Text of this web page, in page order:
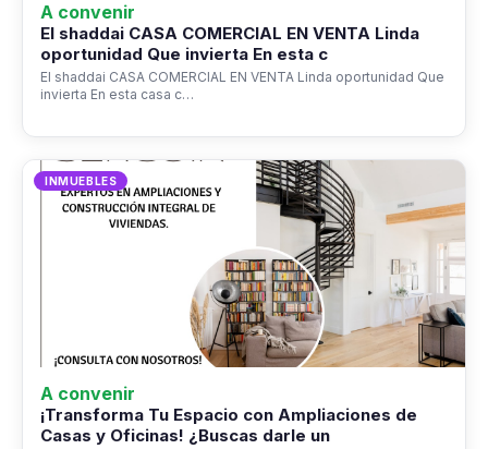
A convenir
El shaddai CASA COMERCIAL EN VENTA Linda
oportunidad Que invierta En esta c
El shaddai CASA COMERCIAL EN VENTA Linda oportunidad Que
invierta En esta casa c…
INMUEBLES
A convenir
¡Transforma Tu Espacio con Ampliaciones de
Casas y Oficinas! ¿Buscas darle un